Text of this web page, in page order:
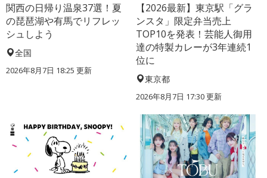
関西の日帰り温泉37選！夏
の琵琶湖や有馬でリフレッ
シュしよう
全国
2026年8月7日 18:25 更新
【2026最新】東京駅「グラ
ンスタ」限定弁当売上
TOP10を発表！芸能人御用
達の特製カレーが3年連続1
位に
東京都
2026年8月7日 17:30更新